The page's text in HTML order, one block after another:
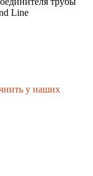
Line
у наших